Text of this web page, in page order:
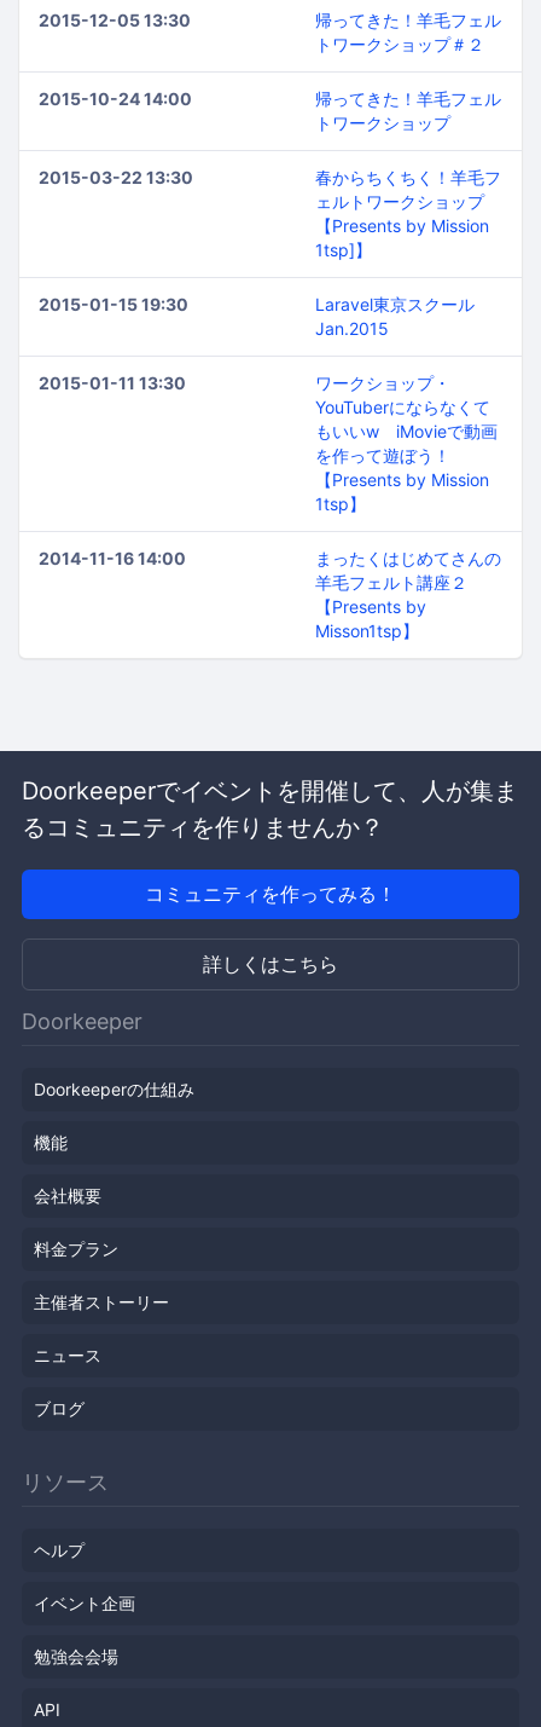
2015-12-05 13:30
帰ってきた！羊毛フェル
トワークショップ＃２
2015-10-24 14:00
帰ってきた！羊毛フェル
トワークショップ
2015-03-22 13:30
春からちくちく！羊毛フ
ェルトワークショップ
【Presents by Mission
1tsp]】
2015-01-15 19:30
Laravel東京スクール
Jan.2015
2015-01-11 13:30
ワークショップ・
YouTuberにならなくて
もいいw iMovieで動画
を作って遊ぼう！
【Presents by Mission
1tsp】
2014-11-16 14:00
まったくはじめてさんの
羊毛フェルト講座２
【Presents by
Misson1tsp】
Doorkeeperでイベントを開催して、人が集ま
るコミュニティを作りませんか？
コミュニティを作ってみる！
詳しくはこちら
Doorkeeper
Doorkeeperの仕組み
機能
会社概要
料金プラン
主催者ストーリー
ニュース
ブログ
リソース
ヘルプ
イベント企画
勉強会会場
API